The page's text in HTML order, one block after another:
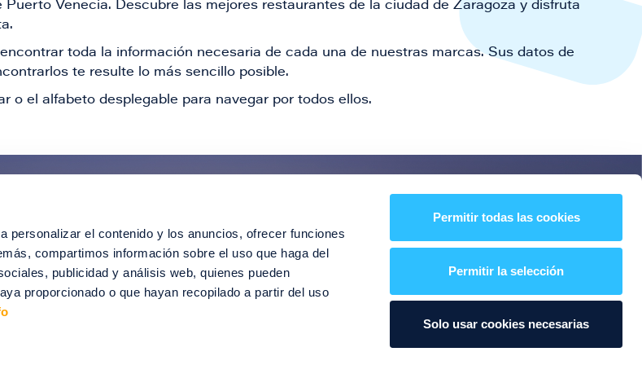
personalizar el contenido y los anuncios, ofrecer funciones
compartimos información sobre el uso que haga del
publicidad y análisis web, quienes pueden
proporcionado o que hayan recopilado a partir del uso
Permitir todas las cookies
Permitir la selección
Solo usar cookies necesarias
Venecia. Descubre las mejores restaurantes de la ciudad de Zaragoza y disfruta
toda la información necesaria de cada una de nuestras marcas. Sus datos de
te resulte lo más sencillo posible.
o el alfabeto desplegable para navegar por todos ellos.
todas nuestras novedades!
especiales, descuentos, eventos y mucho más
SUSCRÍBETE